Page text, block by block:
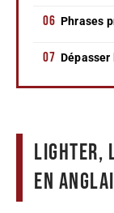
Phrases
Lighter,
en